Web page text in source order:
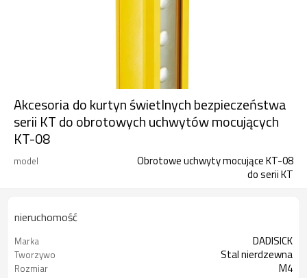
Akcesoria do kurtyn świetlnych bezpieczeństwa
serii KT do obrotowych uchwytów mocujących
KT-08
model
Obrotowe uchwyty mocujące KT-08
do serii KT
nieruchomość
Marka DADISICK
Tworzywo Stal nierdzewna
Rozmiar M4